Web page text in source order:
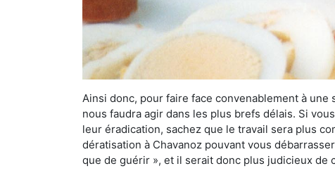
Ainsi donc, pour faire face convenablement à
nous faudra agir dans les plus brefs délais. Si
leur éradication, sachez que le travail sera plus
dératisation à Chavanoz pouvant vous
que de guérir », et il serait donc plus judicieux